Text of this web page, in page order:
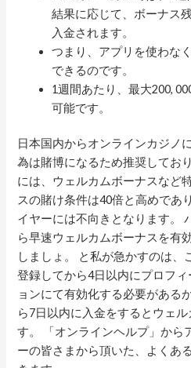
結果に応じて、ボーナス
入金されます。
つまり、アプリを使わな
できるのです。
1週間あたり、最大200,
可能です。
日本国内からオンラインカジノ
為は賭博になるため推奨してお
には、ウェルカムボーナスなど
スの賭け条件は40倍と高めであ
イヤーには不向きとなります。
ら早速ウェルカムボーナスを有
しましょ。 と私が急かすのは、
登録してから4日以内にプロフ
ョンにて有効化する必要がある
ら7日以内に入金をするとウェ
す。 「オンラインヘルプ」から
ーの皆さまから頂いた、よくあ